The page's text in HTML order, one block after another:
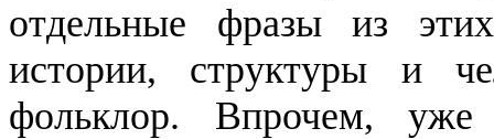
отдельные фразы из
истории, структуры и
фольклор. Впро­чем, уже